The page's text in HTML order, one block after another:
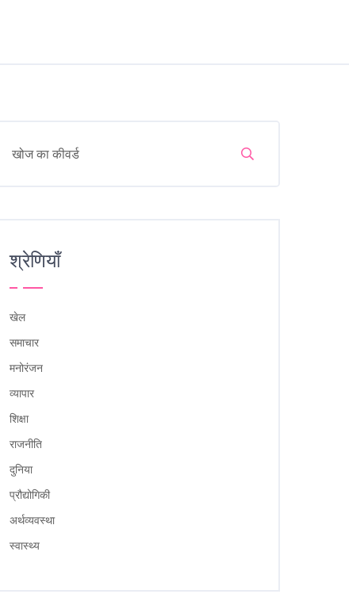
श्रेणियाँ
खेल
समाचार
मनोरंजन
व्यापार
शिक्षा
राजनीति
दुनिया
प्रौद्योगिकी
अर्थव्यवस्था
स्वास्थ्य